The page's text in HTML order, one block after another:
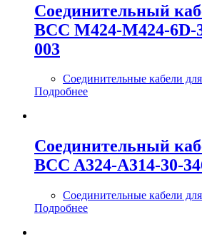
Соединительный
BCC M424-M424-6D-
003
Соединительные кабели
Подробнее
Соединительный
BCC A324-A314-30-
Соединительные кабели
Подробнее